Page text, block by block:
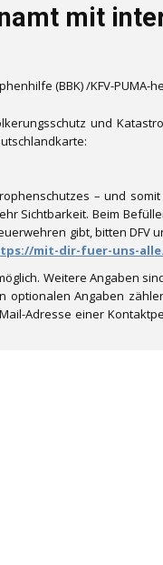
mit
(BBK) /KFV-PUMA-
und
– und
Sichtbarkeit. Beim
gibt, bitten DFV
mit-dir-fuer-uns-
Weitere Angaben
Angaben
Adresse einer